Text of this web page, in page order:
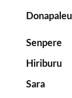
Donapaleu
Senpere
Hiriburu
Sara